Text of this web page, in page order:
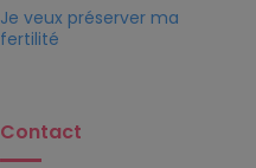
Je veux préserver ma
fertilité
Contact